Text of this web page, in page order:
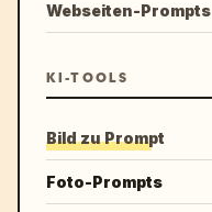
Webseiten-Prompts
KI-TOOLS
Bild zu Prompt
Foto-Prompts